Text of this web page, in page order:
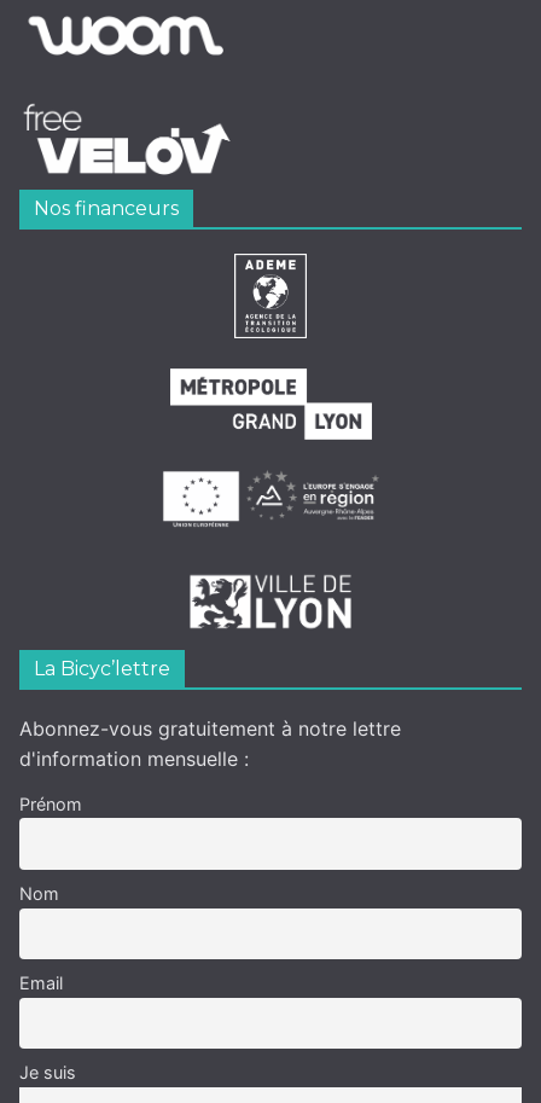
Nos financeurs
La Bicyc’lettre
Abonnez-vous gratuitement à notre lettre
d'information mensuelle :
Prénom
Nom
Email
Je suis